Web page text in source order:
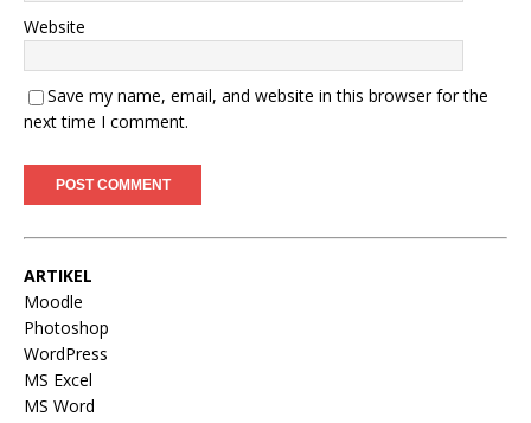
Website
Save my name, email, and website in this browser for the
next time I comment.
ARTIKEL
Moodle
Photoshop
WordPress
MS Excel
MS Word